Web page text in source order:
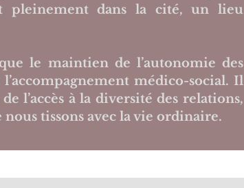
pleinement dans la cité, un lieu
le maintien de l’autonomie des
médico-social. Il
l’accès à la diversité des relations,
tissons avec la vie ordinaire.